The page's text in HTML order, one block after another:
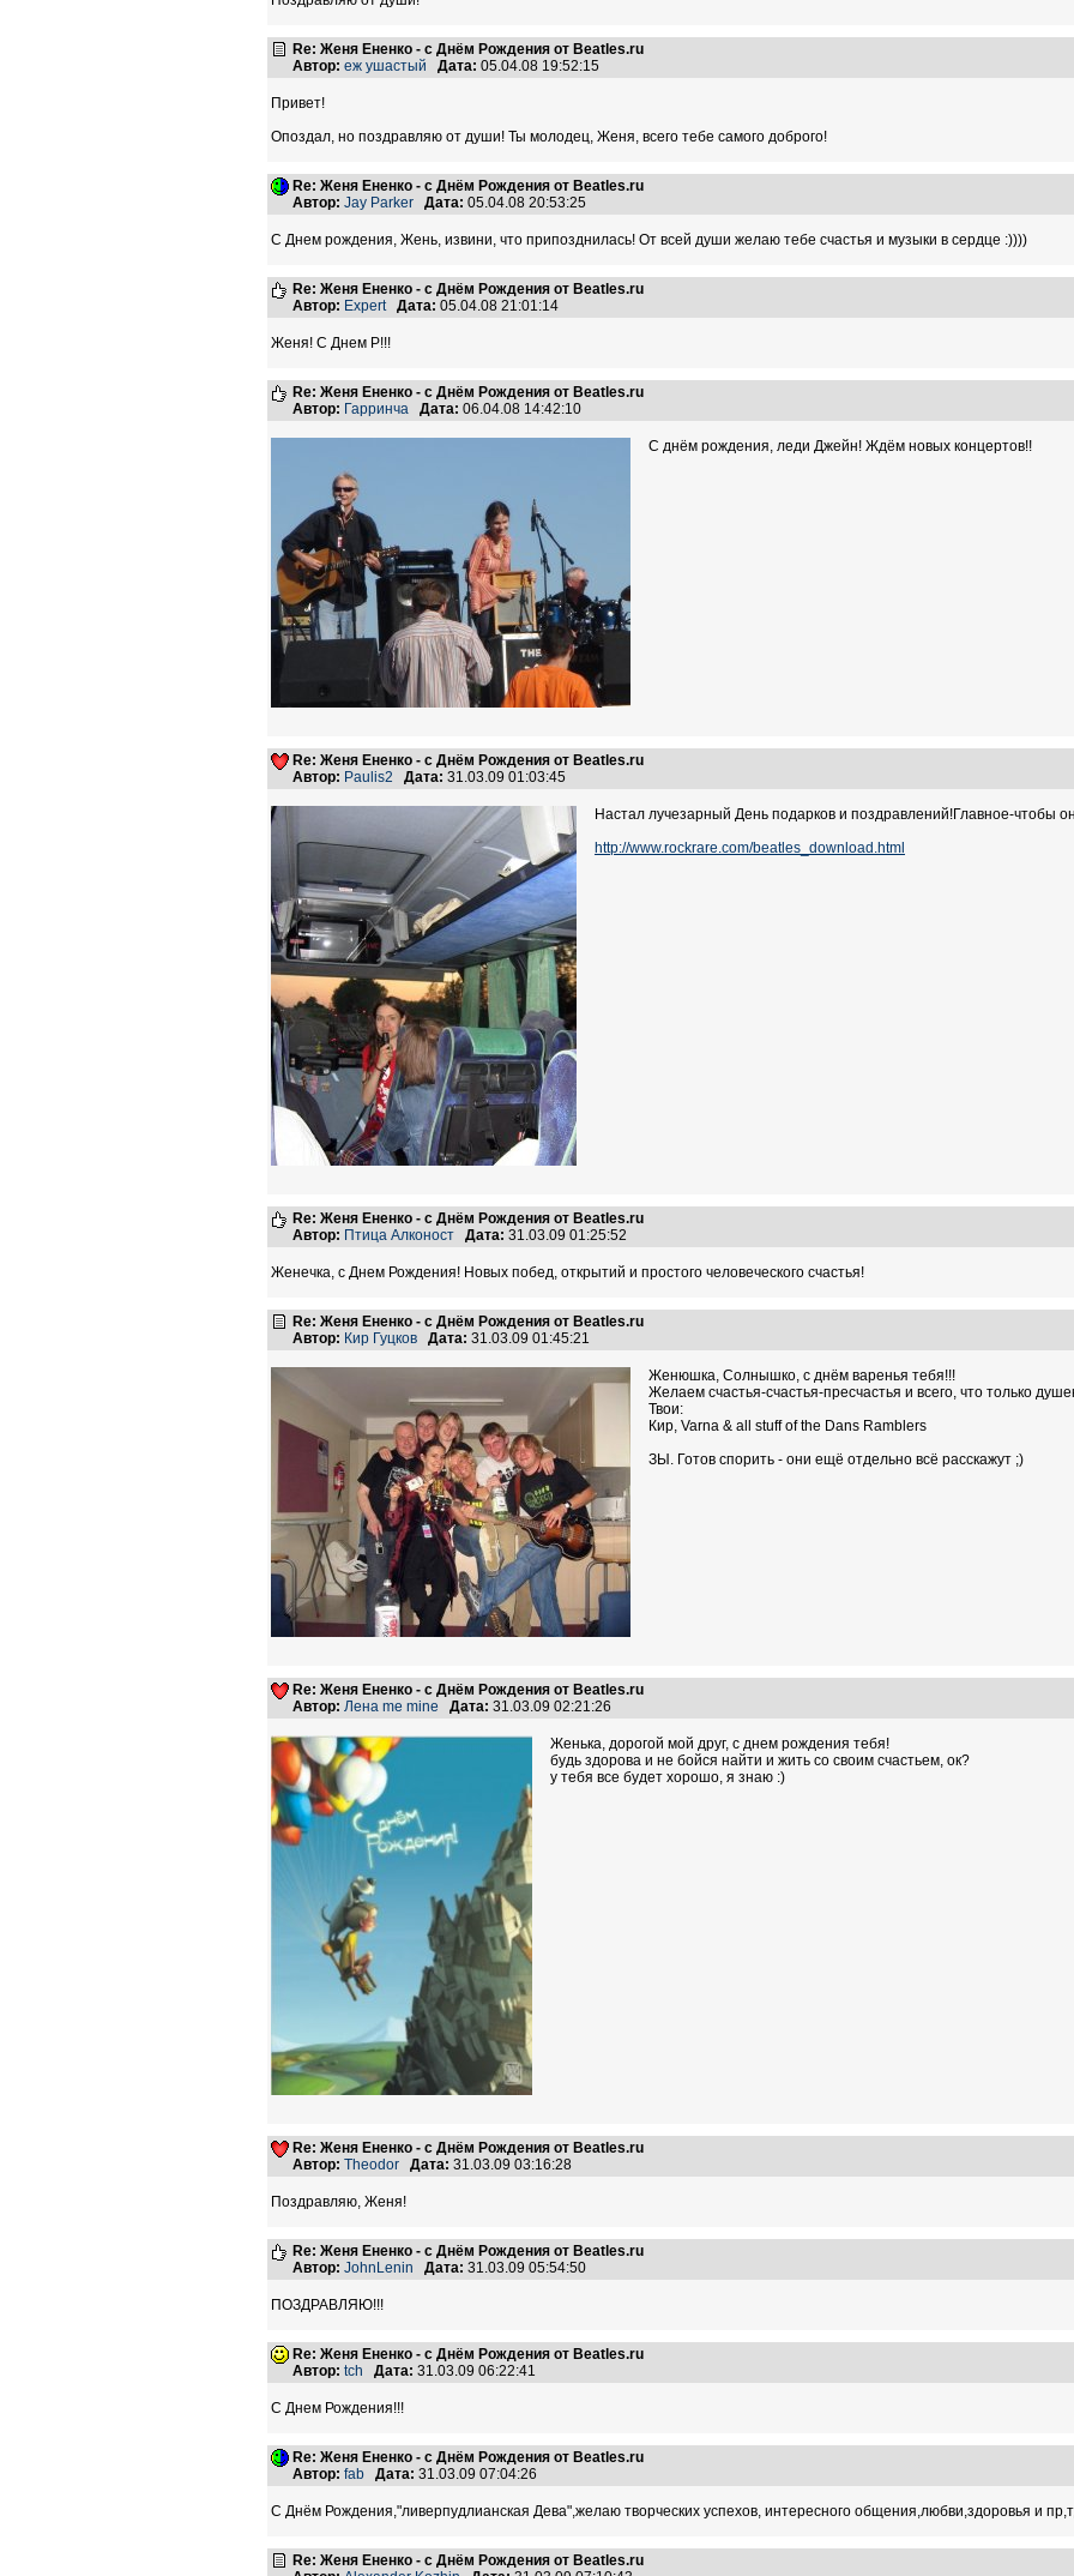
Re: Женя Ененко - с Днём Рождения от Beatles.ru
Автор: еж ушастый Дата: 05.04.08 19:52:15
Привет!
Опоздал, но поздравляю от души! Ты молодец, Женя, всего тебе самого доброго!
Re: Женя Ененко - с Днём Рождения от Beatles.ru
Автор: Jay Parker Дата: 05.04.08 20:53:25
С Днем рождения, Жень, извини, что припозднилась! От всей души желаю тебе счастья и музыки в сердце :))))
Re: Женя Ененко - с Днём Рождения от Beatles.ru
Автор: Expert Дата: 05.04.08 21:01:14
Женя! С Днем Р!!!
Re: Женя Ененко - с Днём Рождения от Beatles.ru
Автор: Гарринча Дата: 06.04.08 14:42:10
С днём рождения, леди Джейн! Ждём новых концертов!!
Re: Женя Ененко - с Днём Рождения от Beatles.ru
Автор: Paulis2 Дата: 31.03.09 01:03:45
Настал лучезарный День подарков и поздравлений!Главное-чтобы
http://www.rockrare.com/beatles_download.html
Re: Женя Ененко - с Днём Рождения от Beatles.ru
Автор: Птица Алконост Дата: 31.03.09 01:25:52
Женечка, с Днем Рождения! Новых побед, открытий и простого человеческого счастья!
Re: Женя Ененко - с Днём Рождения от Beatles.ru
Автор: Кир Гуцков Дата: 31.03.09 01:45:21
Женюшка, Солнышко, с днём варенья тебя!!!
Желаем счастья-счастья-пресчастья и всего, что только
Твои:
Кир, Varna & all stuff of the Dans Ramblers
ЗЫ. Готов спорить - они ещё отдельно всё расскажут ;)
Re: Женя Ененко - с Днём Рождения от Beatles.ru
Автор: Лена me mine Дата: 31.03.09 02:21:26
Женька, дорогой мой друг, с днем рождения тебя!
будь здорова и не бойся найти и жить со своим счастьем, ок?
у тебя все будет хорошо, я знаю :)
Re: Женя Ененко - с Днём Рождения от Beatles.ru
Автор: Theodor Дата: 31.03.09 03:16:28
Поздравляю, Женя!
Re: Женя Ененко - с Днём Рождения от Beatles.ru
Автор: JohnLenin Дата: 31.03.09 05:54:50
ПОЗДРАВЛЯЮ!!!
Re: Женя Ененко - с Днём Рождения от Beatles.ru
Автор: tch Дата: 31.03.09 06:22:41
С Днем Рождения!!!
Re: Женя Ененко - с Днём Рождения от Beatles.ru
Автор: fab Дата: 31.03.09 07:04:26
С Днём Рождения,"ливерпудлианская Дева",желаю творческих успехов, интересного общения,любви,здоровья и
Re: Женя Ененко - с Днём Рождения от Beatles.ru